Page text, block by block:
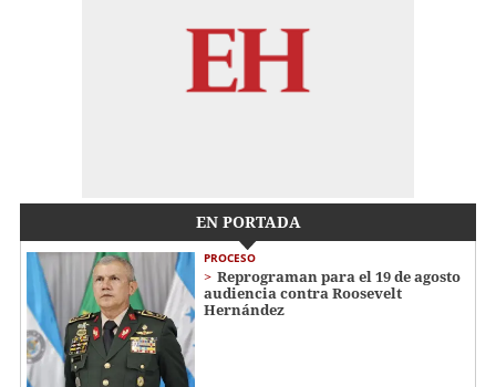
EN PORTADA
PROCESO
Reprograman para el 19 de agosto
audiencia contra Roosevelt
Hernández